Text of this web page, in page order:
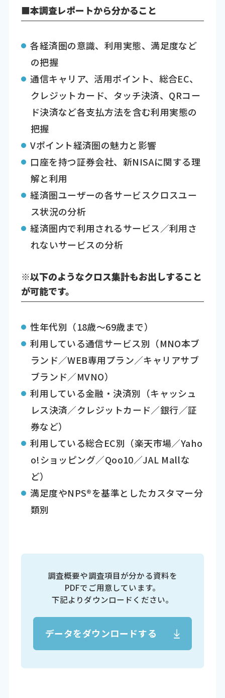
■本調査レポートから分かること
各経済圏の意識、利用実態、満足度など
の把握
通信キャリア、活用ポイント、総合EC、
クレジットカード、タッチ決済、QRコー
ド決済など各支払方法を含む利用実態の
把握
Vポイント経済圏の魅力と影響
口座を持つ証券会社、新NISAに関する理
解と利用
経済圏ユーザーの各サービスクロスユー
ス状況の分析
経済圏内で利用されるサービス／利用さ
れないサービスの分析
※以下のようなクロス集計もお出しすること
が可能です。
性年代別（18歳～69歳まで）
利用している通信サービス別（MNO本ブ
ランド／WEB専用プラン／キャリアサブ
ブランド／MVNO）
利用している金融・決済別（キャッシュ
レス決済／クレジットカード／銀行／証
券など）
利用している総合EC別（楽天市場／Yaho
o!ショッピング／Qoo10／JAL Mallな
ど）
満足度やNPS®を基準としたカスタマー分
類別
調査概要や調査項目が分かる資料を
PDFでご用意しています。
下記よりダウンロードください。
データをダウンロードする